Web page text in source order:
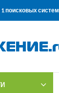
поисковых систем